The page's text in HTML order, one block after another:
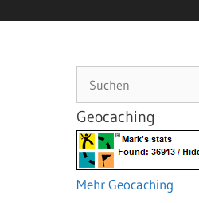
Geocaching
Mehr Geocaching